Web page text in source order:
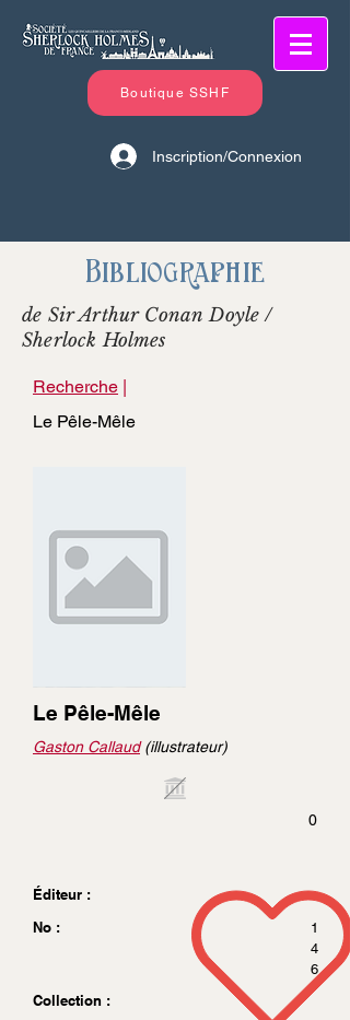
Boutique SSHF
Inscription/Connexion
Bibliographie
de Sir Arthur Conan Doyle /
Sherlock Holmes
Recherche |
Le Pêle-Mêle
Le Pêle-Mêle
Gaston Callaud(illustrateur)
0
Éditeur :
No :
1
4
6
Collection :